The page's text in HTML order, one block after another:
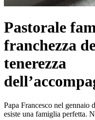
Pastorale
franchezza
tenerezza
Papa Francesco nel gennaio
esiste una famiglia perfetta.